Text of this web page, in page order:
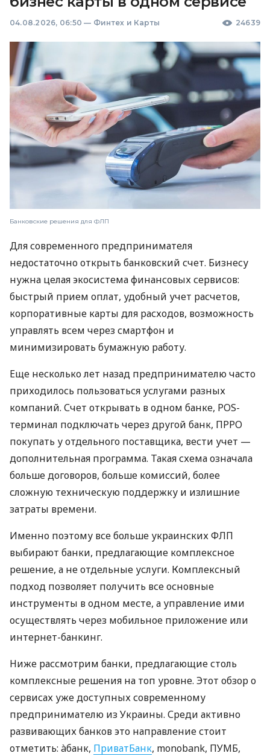
04.08.2026, 06:50 — Финтех и Карты 24639
Банковские решения для ФЛП
Для современного предпринимателя
недостаточно открыть банковский счет. Бизнесу
нужна целая экосистема финансовых сервисов:
быстрый прием оплат, удобный учет расчетов,
корпоративные карты для расходов, возможность
управлять всем через смартфон и
минимизировать бумажную работу.
Еще несколько лет назад предпринимателю часто
приходилось пользоваться услугами разных
компаний. Счет открывать в одном банке, POS-
терминал подключать через другой банк, ПРРО
покупать у отдельного поставщика, вести учет —
дополнительная программа. Такая схема означала
больше договоров, больше комиссий, более
сложную техническую поддержку и излишние
затраты времени.
Именно поэтому все больше украинских ФЛП
выбирают банки, предлагающие комплексное
решение, а не отдельные услуги. Комплексный
подход позволяет получить все основные
инструменты в одном месте, а управление ими
осуществлять через мобильное приложение или
интернет-банкинг.
Ниже рассмотрим банки, предлагающие столь
комплексные решения на топ уровне. Этот обзор о
сервисах уже доступных современному
предпринимателю из Украины. Среди активно
развивающих банков это направление стоит
отметить: àбанк, ПриватБанк, monobank, ПУМБ,